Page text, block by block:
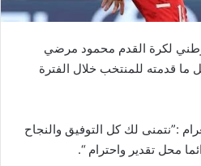
لكرة القدم محمود مرضي
قدمته للمنتخب خلال الفترة
:”نتمنى لك كل التوفيق والنجاح
محل تقدير واحترام “.